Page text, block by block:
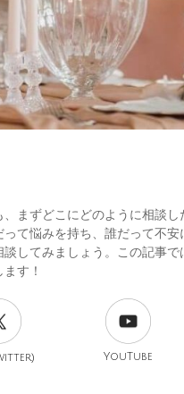
、まずどこにどのように相談
って悩みを持ち、誰だって不
してみましょう。この記事で
す！
YouTube